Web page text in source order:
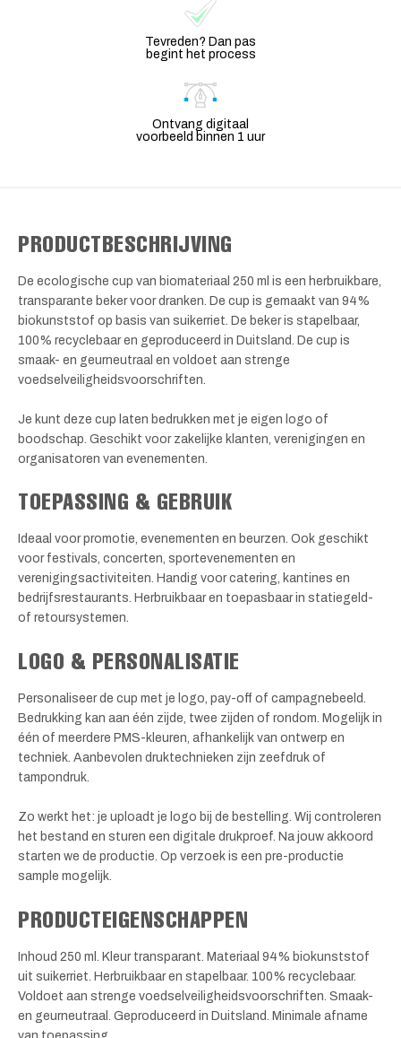
Tevreden? Dan pas
begint het process
Ontvang digitaal
voorbeeld binnen 1 uur
PRODUCTBESCHRIJVING
De ecologische cup van biomateriaal 250 ml is een herbruikbare,
transparante beker voor dranken. De cup is gemaakt van 94%
biokunststof op basis van suikerriet. De beker is stapelbaar,
100% recyclebaar en geproduceerd in Duitsland. De cup is
smaak- en geurneutraal en voldoet aan strenge
voedselveiligheidsvoorschriften.
Je kunt deze cup laten bedrukken met je eigen logo of
boodschap. Geschikt voor zakelijke klanten, verenigingen en
organisatoren van evenementen.
TOEPASSING & GEBRUIK
Ideaal voor promotie, evenementen en beurzen. Ook geschikt
voor festivals, concerten, sportevenementen en
verenigingsactiviteiten. Handig voor catering, kantines en
bedrijfsrestaurants. Herbruikbaar en toepasbaar in statiegeld-
of retoursystemen.
LOGO & PERSONALISATIE
Personaliseer de cup met je logo, pay-off of campagnebeeld.
Bedrukking kan aan één zijde, twee zijden of rondom. Mogelijk in
één of meerdere PMS-kleuren, afhankelijk van ontwerp en
techniek. Aanbevolen druktechnieken zijn zeefdruk of
tampondruk.
Zo werkt het: je uploadt je logo bij de bestelling. Wij controleren
het bestand en sturen een digitale drukproef. Na jouw akkoord
starten we de productie. Op verzoek is een pre-productie
sample mogelijk.
PRODUCTEIGENSCHAPPEN
Inhoud 250 ml. Kleur transparant. Materiaal 94% biokunststof
uit suikerriet. Herbruikbaar en stapelbaar. 100% recyclebaar.
Voldoet aan strenge voedselveiligheidsvoorschriften. Smaak-
en geurneutraal. Geproduceerd in Duitsland. Minimale afname